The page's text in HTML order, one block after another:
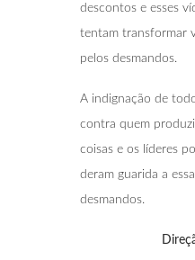
descontos e esses
tentam transformar
pelos desmandos.
A indignação de
contra quem
coisas e os líderes
deram guarida a
desmandos.